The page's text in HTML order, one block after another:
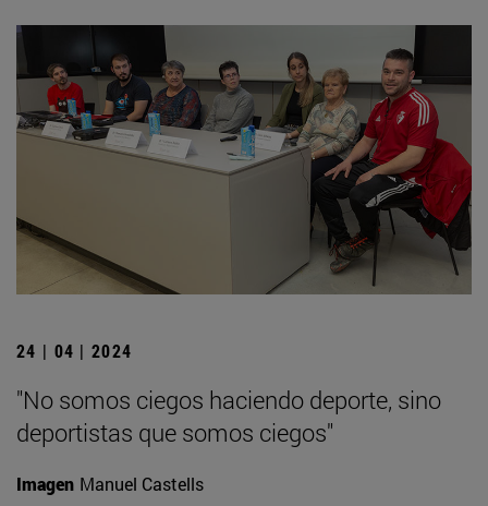
24 | 04 | 2024
"No somos ciegos haciendo deporte, sino
deportistas que somos ciegos"
Imagen Manuel Castells